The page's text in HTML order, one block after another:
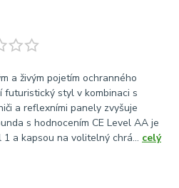
a živým pojetím ochranného
futuristický styl v kombinaci s
a reflexními panely zvyšuje
s hodnocením CE Level AA je
a kapsou na volitelný chrá... celý